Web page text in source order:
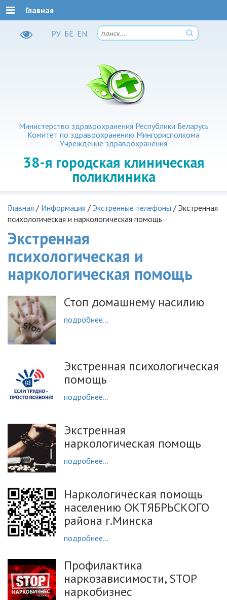
РУ БЕ EN
Министерство здравоохранения Республики Беларусь
Комитет по здравоохранению Мингорисполкома
Учреждение здравоохранения
38-я городская клиническая
поликлиника
Главная
Главная / Информация / Экстренные телефоны / Экстренная
психологическая и наркологическая помощь
Экстренная
психологическая и
наркологическая помощь
Стоп домашнему насилию
подробнее...
Экстренная психологическая
помощь
подробнее...
Экстренная
наркологическая помощь
подробнее...
Наркологическая помощь
населению ОКТЯБРЬСКОГО
района г.Минска
подробнее...
Профилактика
наркозависимости, STOP
наркобизнес